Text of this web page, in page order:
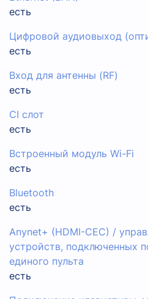
есть
Цифровой аудиовыход
есть
Вход для антенны (RF)
есть
CI слот
есть
Встроенный модуль Wi-Fi
есть
Bluetooth
есть
Anynet+ (HDMI-CEC) /
устройств, подключенных
единого пульта
есть